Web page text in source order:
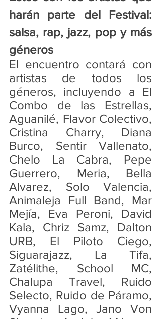
harán parte del Festival:
salsa, rap, jazz, pop y más
géneros
El encuentro contará con
artistas de todos los
géneros, incluyendo a El
Combo de las Estrellas,
Aguanilé, Flavor Colectivo,
Cristina Charry, Diana
Burco, Sentir Vallenato,
Chelo La Cabra, Pepe
Guerrero, Meria, Bella
Alvarez, Solo Valencia,
Animaleja Full Band, Mar
Mejía, Eva Peroni, David
Kala, Chriz Samz, Dalton
URB, El Piloto Ciego,
Siguarajazz, La Tifa,
Zatélithe, School MC,
Chalupa Travel, Ruido
Selecto, Ruido de Páramo,
Vyanna Lago, Jano Von